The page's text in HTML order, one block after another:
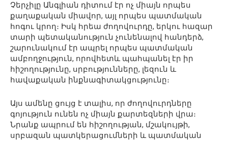
Չերչիլը Անգլիան դիտում էր ոչ միայն որպես
քաղաքական միավոր, այլ որպես պատմական
հոգու կրող։ Իսկ հրեա ժողովուրդը, երկու հազար
տարի պետականություն չունենալով հանդերձ,
շարունակում էր ապրել որպես պատմական
ամբողջություն, որովհետև պահպանել էր իր
հիշողությունը, սրբությունները, լեզուն և
հավաքական ինքնագիտակցությունը։
Այս ամենը ցույց է տալիս, որ ժողովուրդները
գոյություն ունեն ոչ միայն քարտեզների վրա։
Նրանք ապրում են հիշողության, մշակույթի,
սրբազան պատկերացումների և պատմական